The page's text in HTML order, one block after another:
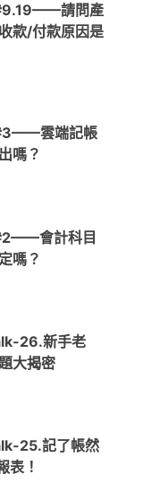
請問產
款/付款原因是
雲端記帳
嗎？
會計科目
嗎？
26.新手老
大揭密
25.記了帳然
表！